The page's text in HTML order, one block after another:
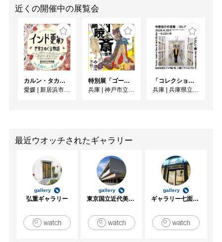
近くの開催中の展覧会
カルン・タカール・コレクション インド更紗 世界をめぐる物語
愛媛 | 新居浜市美術館
特別展「ゴールドマン コレクション 河鍋暁斎の世界」
兵庫 | 神戸市立博物館
「コレクション展Ⅰ 中原佑介の言葉－コレクションを見るあたらしい眼」
兵庫 | 兵庫県立美術館
最近ウオッチされたギャラリー
gallery
弘重ギャラリー
gallery
東京国立近代美術館
gallery
ギャラリー七面坂途中